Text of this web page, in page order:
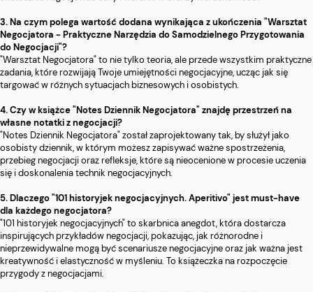
3. Na czym polega wartość dodana wynikająca z ukończenia "Warsztat
Negocjatora - Praktyczne Narzędzia do Samodzielnego Przygotowania
do Negocjacji"?
"Warsztat Negocjatora" to nie tylko teoria, ale przede wszystkim praktyczne
zadania, które rozwijają Twoje umiejętności negocjacyjne, ucząc jak się
targować w różnych sytuacjach biznesowych i osobistych.
4. Czy w książce "Notes Dziennik Negocjatora" znajdę przestrzeń na
własne notatki z negocjacji?
"Notes Dziennik Negocjatora" został zaprojektowany tak, by służył jako
osobisty dziennik, w którym możesz zapisywać ważne spostrzeżenia,
przebieg negocjacji oraz refleksje, które są nieocenione w procesie uczenia
się i doskonalenia technik negocjacyjnych.
5. Dlaczego "101 historyjek negocjacyjnych. Aperitivo" jest must-have
dla każdego negocjatora?
"101 historyjek negocjacyjnych" to skarbnica anegdot, która dostarcza
inspirujących przykładów negocjacji, pokazując, jak różnorodne i
nieprzewidywalne mogą być scenariusze negocjacyjne oraz jak ważna jest
kreatywność i elastyczność w myśleniu. To książeczka na rozpoczęcie
przygody z negocjacjami.